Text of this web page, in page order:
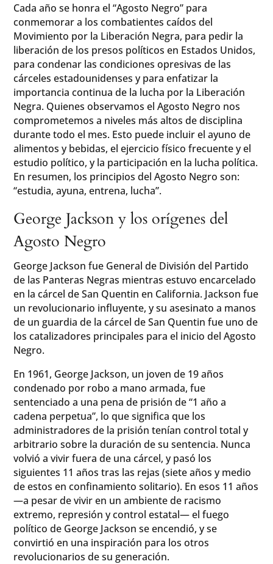
Cada año se honra el “Agosto Negro” para
conmemorar a los combatientes caídos del
Movimiento por la Liberación Negra, para pedir la
liberación de los presos políticos en Estados Unidos,
para condenar las condiciones opresivas de las
cárceles estadounidenses y para enfatizar la
importancia continua de la lucha por la Liberación
Negra. Quienes observamos el Agosto Negro nos
comprometemos a niveles más altos de disciplina
durante todo el mes. Esto puede incluir el ayuno de
alimentos y bebidas, el ejercicio físico frecuente y el
estudio político, y la participación en la lucha política.
En resumen, los principios del Agosto Negro son:
“estudia, ayuna, entrena, lucha”.
George Jackson y los orígenes del
Agosto Negro
George Jackson fue General de División del Partido
de las Panteras Negras mientras estuvo encarcelado
en la cárcel de San Quentin en California. Jackson fue
un revolucionario influyente, y su asesinato a manos
de un guardia de la cárcel de San Quentin fue uno de
los catalizadores principales para el inicio del Agosto
Negro.
En 1961, George Jackson, un joven de 19 años
condenado por robo a mano armada, fue
sentenciado a una pena de prisión de “1 año a
cadena perpetua”, lo que significa que los
administradores de la prisión tenían control total y
arbitrario sobre la duración de su sentencia. Nunca
volvió a vivir fuera de una cárcel, y pasó los
siguientes 11 años tras las rejas (siete años y medio
de estos en confinamiento solitario). En esos 11 años
—a pesar de vivir en un ambiente de racismo
extremo, represión y control estatal— el fuego
político de George Jackson se encendió, y se
convirtió en una inspiración para los otros
revolucionarios de su generación.